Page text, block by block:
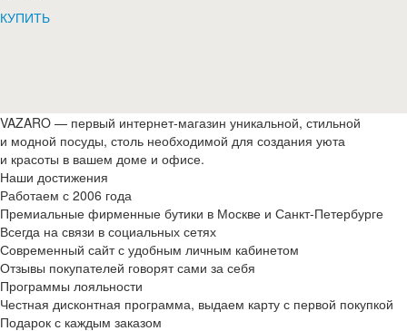
КУПИТЬ
VAZARO — первый интернет-магазин уникальной, стильной
и модной посуды, столь необходимой для создания уюта
и красоты в вашем доме и офисе.
Наши достижения
Работаем с 2006 года
Премиальные фирменные бутики в Москве и Санкт-Петербурге
Всегда на связи в социальных сетях
Современный сайт с удобным личным кабинетом
Отзывы покупателей говорят сами за себя
Программы лояльности
Честная дисконтная программа, выдаем карту с первой покупкой
Подарок с каждым заказом